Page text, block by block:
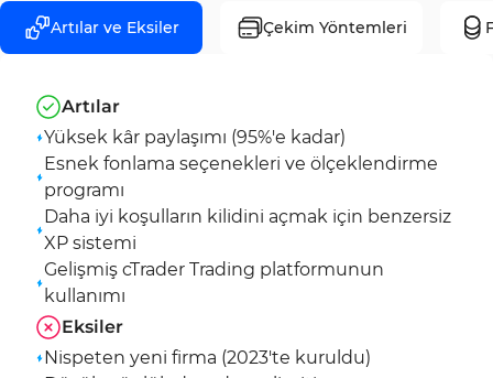
Artılar ve Eksiler Çekim Yöntemleri
Artılar
Yüksek kâr paylaşımı (95%'e kadar)
Esnek fonlama seçenekleri ve ölçeklendirme
programı
Daha iyi koşulların kilidini açmak için benzersiz
XP sistemi
Gelişmiş cTrader Trading platformunun
kullanımı
Eksiler
Nispeten yeni firma (2023'te kuruldu)